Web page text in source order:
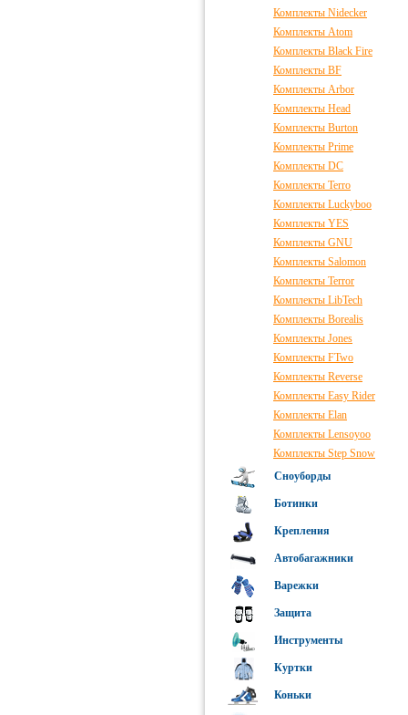
Комплекты Nidecker
Комплекты Atom
Комплекты Black Fire
Комплекты BF
Комплекты Arbor
Комплекты Head
Комплекты Burton
Комплекты Prime
Комплекты DC
Комплекты Terro
Комплекты Luckyboo
Комплекты YES
Комплекты GNU
Комплекты Salomon
Комплекты Terror
Комплекты LibTech
Комплекты Borealis
Комплекты Jones
Комплекты FTwo
Комплекты Reverse
Комплекты Easy Rider
Комплекты Elan
Комплекты Lensoyoo
Комплекты Step Snow
Сноуборды
Ботинки
Крепления
Автобагажники
Варежки
Защита
Инструменты
Куртки
Коньки